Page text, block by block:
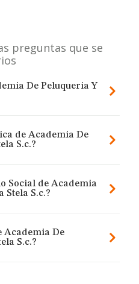
preguntas que se
De Peluqueria Y
de Academia De
S.c.?
Social de Academia
Stela S.c.?
Academia De
S.c.?